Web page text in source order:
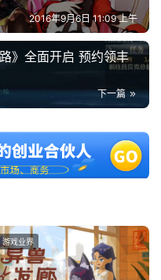
2016年9月6日 11:09 上午
》全面开启 预约领丰
下一篇
游戏业界